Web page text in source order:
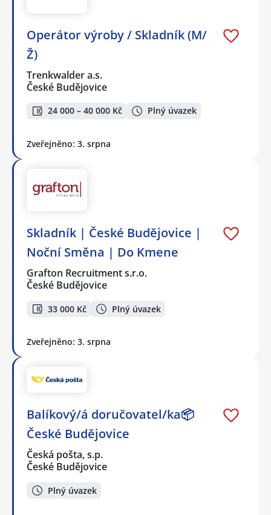
Operátor výroby / Skladník (M/
Ž)
Trenkwalder a.s.
České Budějovice
24 000 – 40 000 Kč Plný úvazek
Zveřejněno: 3. srpna
Skladník | České Budějovice |
Noční Směna | Do Kmene
Grafton Recruitment s.r.o.
České Budějovice
33 000 Kč Plný úvazek
Zveřejněno: 3. srpna
Balíkový/á doručovatel/ka📦
České Budějovice
Česká pošta, s.p.
České Budějovice
Plný úvazek